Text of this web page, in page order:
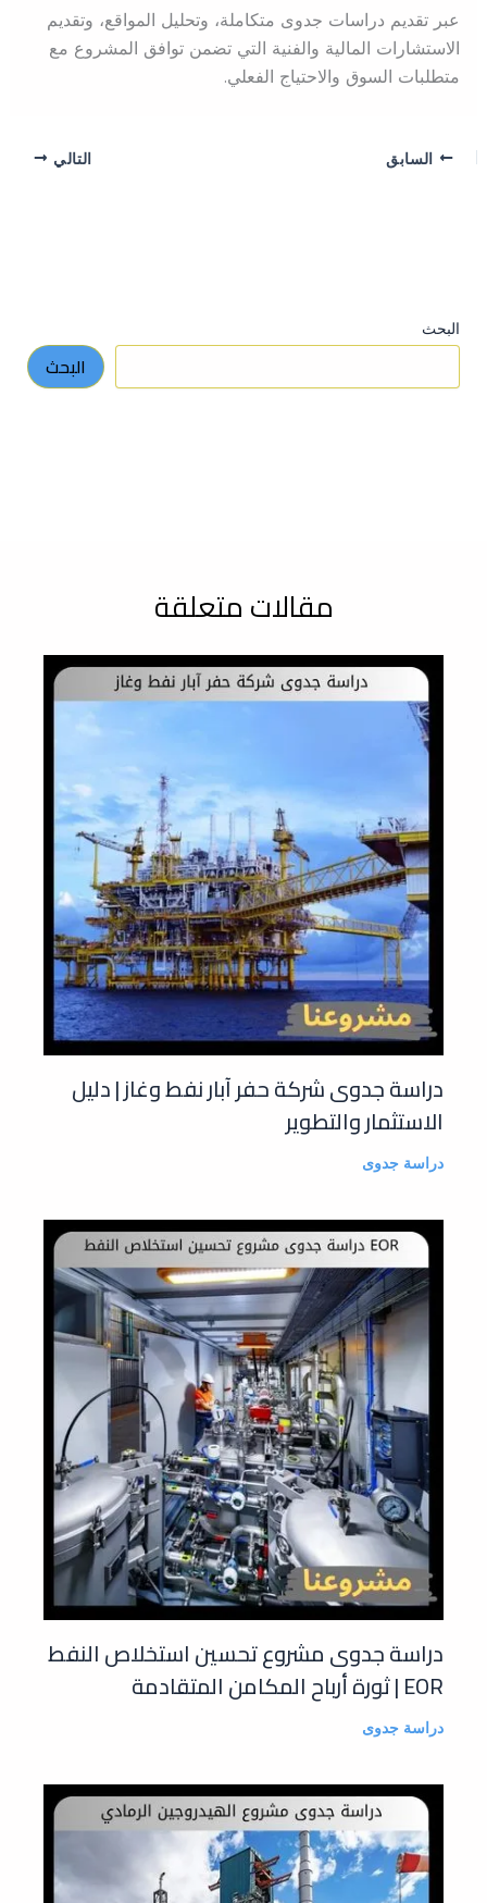
عبر تقديم دراسات جدوى متكاملة، وتحليل المواقع، وتقديم
الاستشارات المالية والفنية التي تضمن توافق المشروع مع
متطلبات السوق والاحتياج الفعلي.
السابق التالي
البحث
البحث
مقالات متعلقة
دراسة جدوى شركة حفر آبار نفط وغاز | دليل
الاستثمار والتطوير
دراسة جدوى
دراسة جدوى مشروع تحسين استخلاص النفط
EOR | ثورة أرباح المكامن المتقادمة
دراسة جدوى